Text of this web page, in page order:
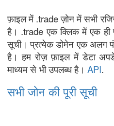
फ़ाइल में .trade ज़ोन में सभी
है। .trade एक क्लिक में एक ही
सूची। प्रत्येक डोमेन एक अलग
है। हम रोज़ फ़ाइल में डेटा
माध्यम से भी उपलब्ध है। API.
सभी जोन की पूरी सूची